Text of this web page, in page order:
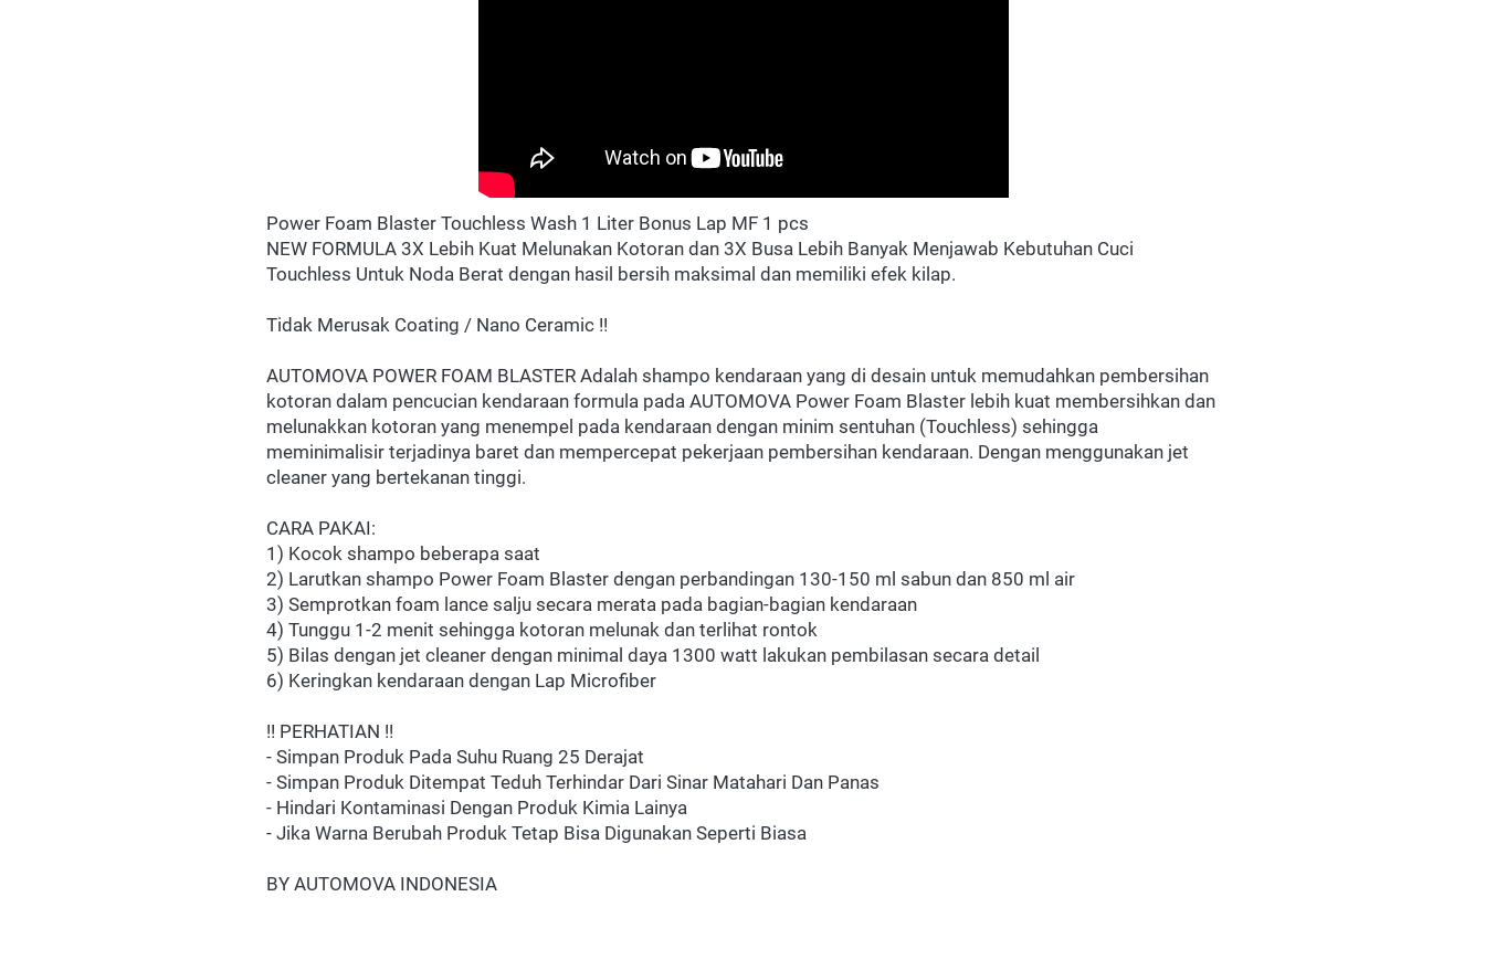
Power Foam Blaster Touchless Wash 1 Liter Bonus Lap MF 1 pcs
NEW FORMULA 3X Lebih Kuat Melunakan Kotoran dan 3X Busa Lebih Banyak Menjawab Kebutuhan Cuci
Touchless Untuk Noda Berat dengan hasil bersih maksimal dan memiliki efek kilap.
Tidak Merusak Coating / Nano Ceramic !!
AUTOMOVA POWER FOAM BLASTER Adalah shampo kendaraan yang di desain untuk memudahkan pembersihan
kotoran dalam pencucian kendaraan formula pada AUTOMOVA Power Foam Blaster lebih kuat membersihkan dan
melunakkan kotoran yang menempel pada kendaraan dengan minim sentuhan (Touchless) sehingga
meminimalisir terjadinya baret dan mempercepat pekerjaan pembersihan kendaraan. Dengan menggunakan jet
cleaner yang bertekanan tinggi.
CARA PAKAI:
1) Kocok shampo beberapa saat
2) Larutkan shampo Power Foam Blaster dengan perbandingan 130-150 ml sabun dan 850 ml air
3) Semprotkan foam lance salju secara merata pada bagian-bagian kendaraan
4) Tunggu 1-2 menit sehingga kotoran melunak dan terlihat rontok
5) Bilas dengan jet cleaner dengan minimal daya 1300 watt lakukan pembilasan secara detail
6) Keringkan kendaraan dengan Lap Microfiber
!! PERHATIAN !!
- Simpan Produk Pada Suhu Ruang 25 Derajat
- Simpan Produk Ditempat Teduh Terhindar Dari Sinar Matahari Dan Panas
- Hindari Kontaminasi Dengan Produk Kimia Lainya
- Jika Warna Berubah Produk Tetap Bisa Digunakan Seperti Biasa
BY AUTOMOVA INDONESIA